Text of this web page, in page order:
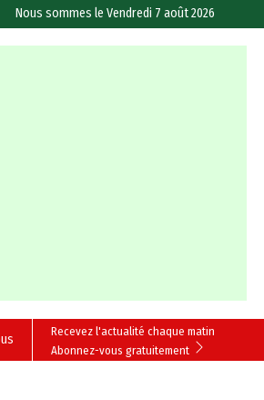
Nous sommes leVendredi 7 août 2026
Recevez l'actualité chaque matin
Abonnez-vous gratuitement